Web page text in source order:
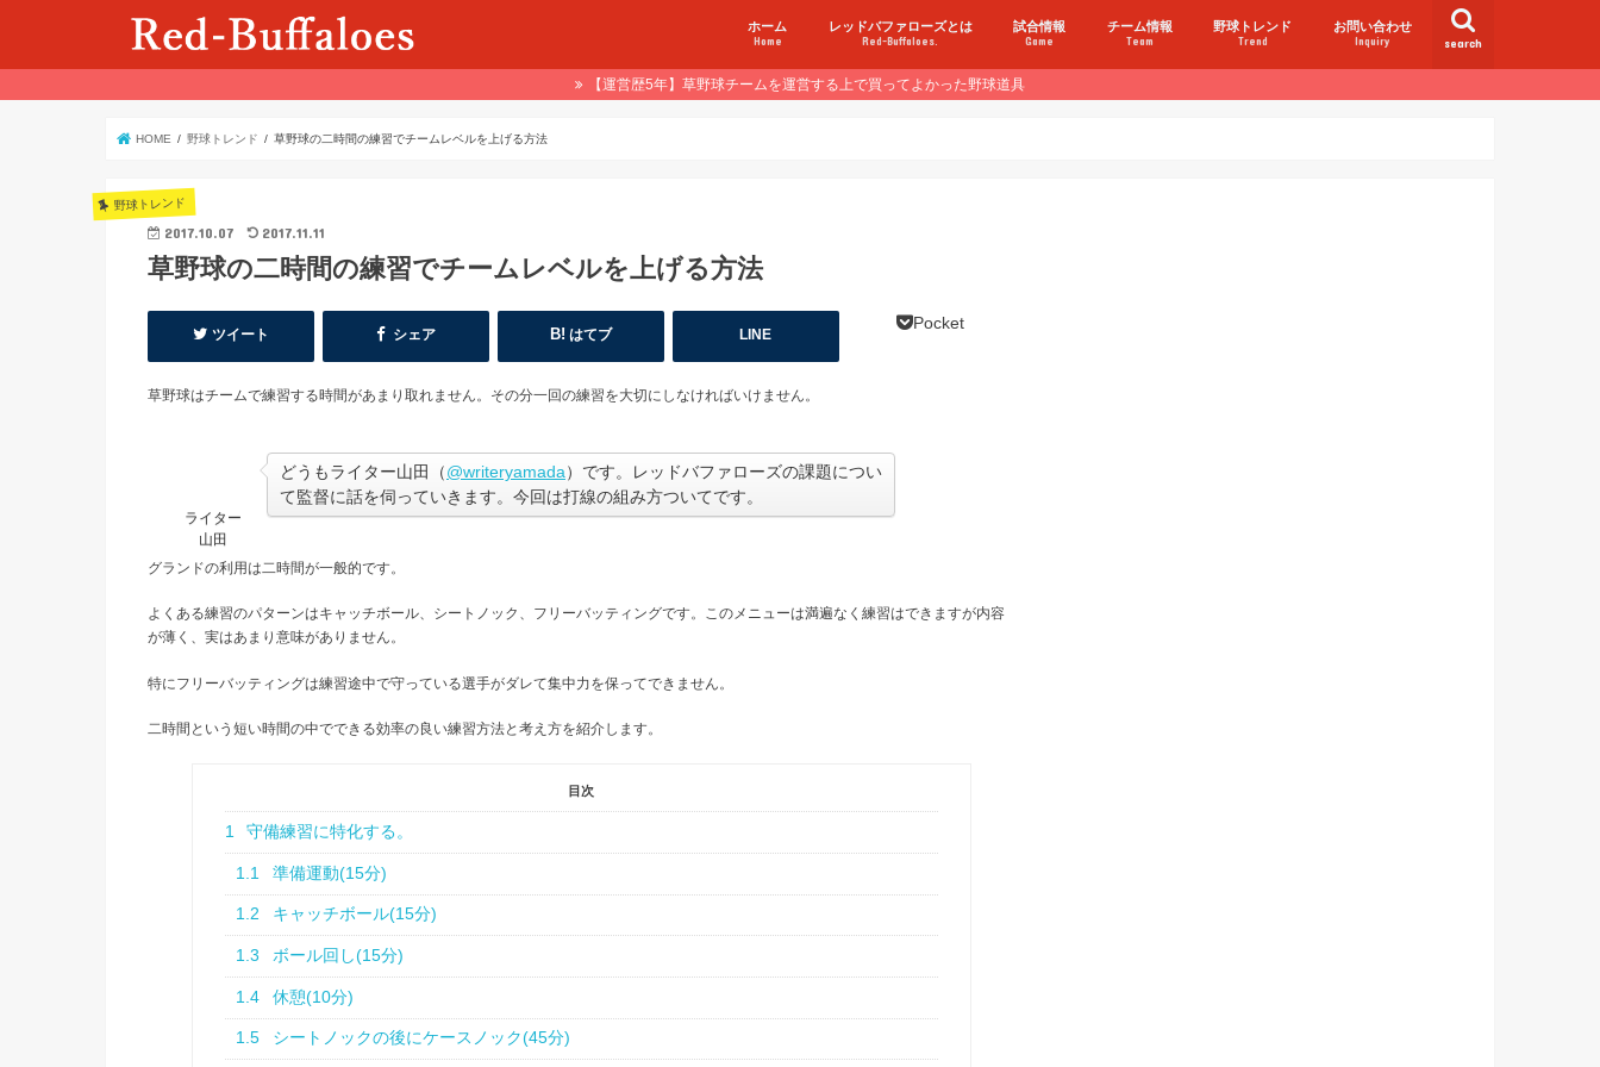
search
ホーム
Home
レッドバファローズとは
Red-Buffaloes.
試合情報
Game
チーム情報
Team
野球トレンド
Trend
お問い合わせ
Inquiry
【運営歴5年】草野球チームを運営する上で買ってよかった野球道具
HOME 野球トレンド 草野球の二時間の練習でチームレベルを上げる方法
野球トレンド
2017.10.07 2017.11.11
草野球の二時間の練習でチームレベルを上げる方法
ツイート シェア はてブ LINE
Pocket
草野球はチームで練習する時間があまり取れません。その分一回の練習を大切にしなければいけません。
ライター
山田
どうもライター山田（@writeryamada）です。レッドバファローズの課題につい
て監督に話を伺っていきます。今回は打線の組み方ついてです。
グランドの利用は二時間が一般的です。
よくある練習のパターンはキャッチボール、シートノック、フリーバッティングです。このメニューは満遍なく練習はできますが内容
が薄く、実はあまり意味がありません。
特にフリーバッティングは練習途中で守っている選手がダレて集中力を保ってできません。
二時間という短い時間の中でできる効率の良い練習方法と考え方を紹介します。
目次
1 守備練習に特化する。
1.1 準備運動(15分)
1.2 キャッチボール(15分)
1.3 ボール回し(15分)
1.4 休憩(10分)
1.5 シートノックの後にケースノック(45分)